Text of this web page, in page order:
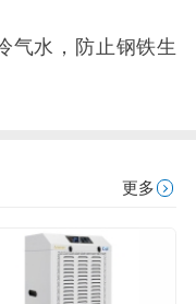
气水，防止钢铁生
更多